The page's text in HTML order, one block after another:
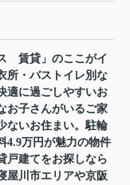
賃貸」のここがイ
所・バストイレ別な
適に過ごしやすいお
お子さんがいるご家
ないお住まい。駐輪
4.9万円が魅力の物件
戸建てをお探しなら
屋川市エリアや京阪